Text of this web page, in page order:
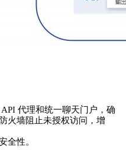
代理和统一聊天门户，确
火墙阻止未授权访问，增
全性。